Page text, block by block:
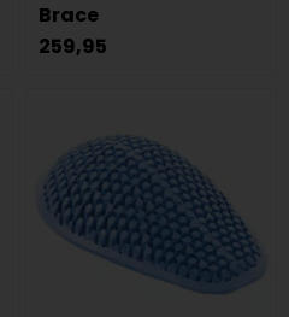
Brace
259,95